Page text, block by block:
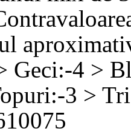
Geci:-4 >
3 >